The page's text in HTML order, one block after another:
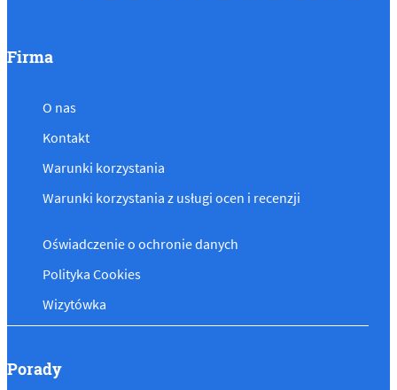
Firma
O nas
Kontakt
Warunki korzystania
Warunki korzystania z usługi ocen i recenzji
Oświadczenie o ochronie danych
Polityka Cookies
Wizytówka
Porady